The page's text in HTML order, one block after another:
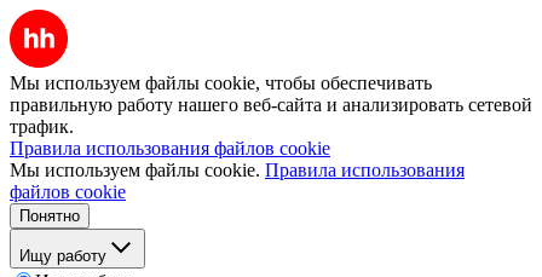
Мы используем файлы cookie, чтобы обеспечивать
правильную работу нашего веб-сайта и анализировать сетевой
трафик.
Правила использования файлов cookie
Мы используем файлы cookie. Правила использования
файлов cookie
Понятно
Ищу работу